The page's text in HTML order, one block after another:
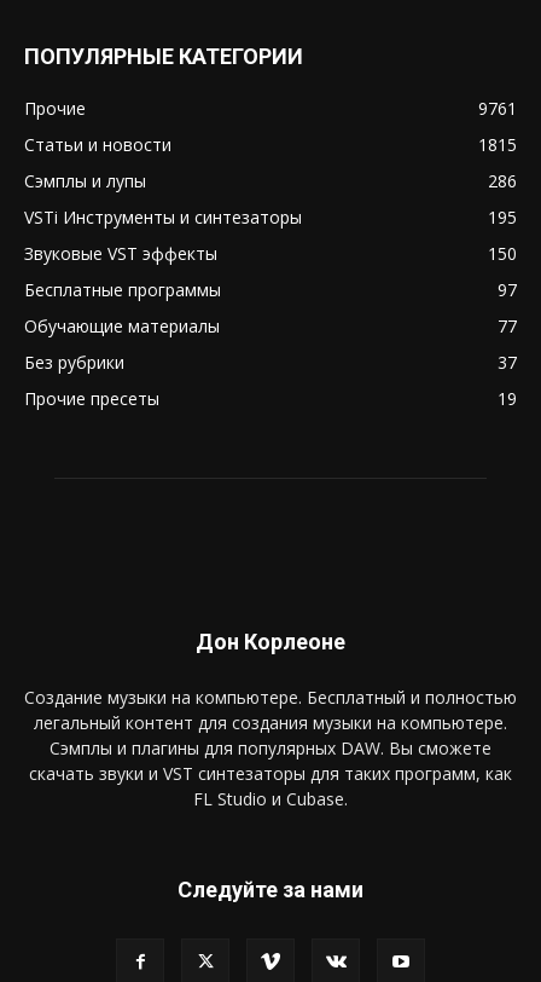
ПОПУЛЯРНЫЕ КАТЕГОРИИ
Прочие
9761
Статьи и новости
1815
Сэмплы и лупы
286
VSTi Инструменты и синтезаторы
195
Звуковые VST эффекты
150
Бесплатные программы
97
Обучающие материалы
77
Без рубрики
37
Прочие пресеты
19
Дон Корлеоне
Создание музыки на компьютере. Бесплатный и полностью
легальный контент для создания музыки на компьютере.
Сэмплы и плагины для популярных DAW. Вы сможете
скачать звуки и VST синтезаторы для таких программ, как
FL Studio и Cubase.
Следуйте за нами